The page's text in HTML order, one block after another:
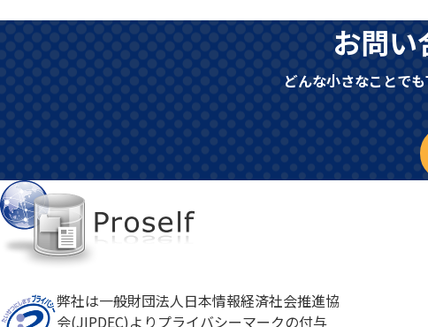
お問
どんな小さなことで
弊社は一般財団法人日本情報経済社会推進協
会(JIPDEC)よりプライバシーマークの付与